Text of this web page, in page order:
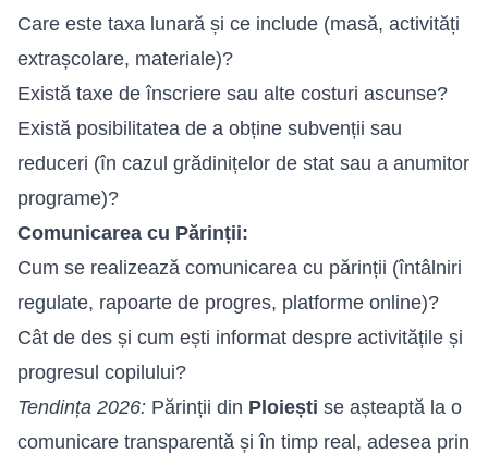
Care este taxa lunară și ce include (masă, activități
extrașcolare, materiale)?
Există taxe de înscriere sau alte costuri ascunse?
Există posibilitatea de a obține subvenții sau
reduceri (în cazul grădinițelor de stat sau a anumitor
programe)?
Comunicarea cu Părinții:
Cum se realizează comunicarea cu părinții (întâlniri
regulate, rapoarte de progres, platforme online)?
Cât de des și cum ești informat despre activitățile și
progresul copilului?
Tendința 2026: Părinții din Ploiești se așteaptă la o
comunicare transparentă și în timp real, adesea prin